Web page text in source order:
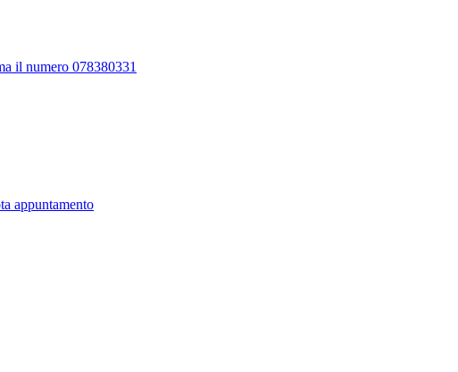
il numero 078380331
appuntamento